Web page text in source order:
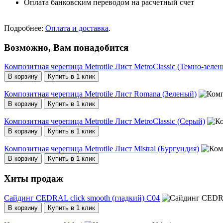
Оплата банковским переводом на расчетный счет
Подробнее: Оплата и доставка.
Возможно, Вам понадобится
Композитная черепица Metrotile Лист MetroClassic (Темно-
В корзину Купить в 1 клик
Композитная черепица Metrotile Лист Romana (Зеленый)
В корзину Купить в 1 клик
Композитная черепица Metrotile Лист MetroClassic (Серый)
В корзину Купить в 1 клик
Композитная черепица Metrotile Лист Mistral (Бургундия)
В корзину Купить в 1 клик
Хиты продаж
Сайдинг CEDRAL click smooth (гладкий) С04
В корзину Купить в 1 клик